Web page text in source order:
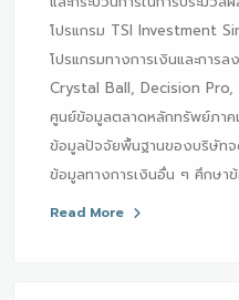
โปรแกรม TSI Investment
โปรแกรมทางการเงินและการ
Crystal Ball, Decision Pro,
ศูนย์ข้อมูลตลาดหลักทรัพย์ภาค
ข้อมูลปัจจัยพื้นฐานของบริษัทจ
ข้อมูลทางการเงินอื่น ๆ ศึกษา
Read More